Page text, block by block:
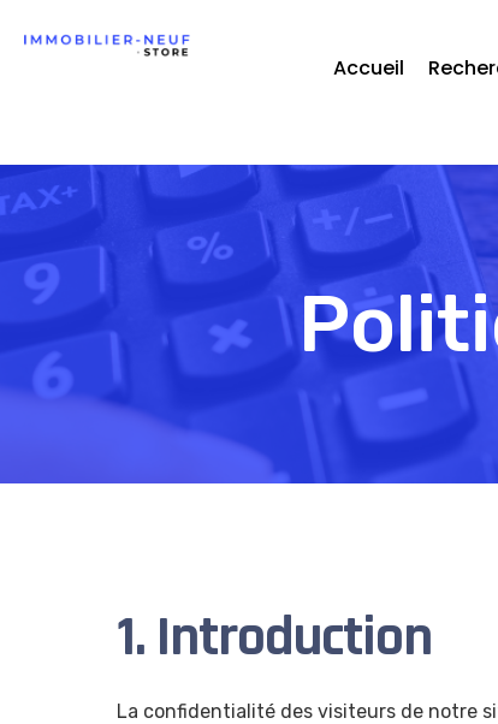
Accueil
1. Introduction
La confidentialité des visiteurs de notre